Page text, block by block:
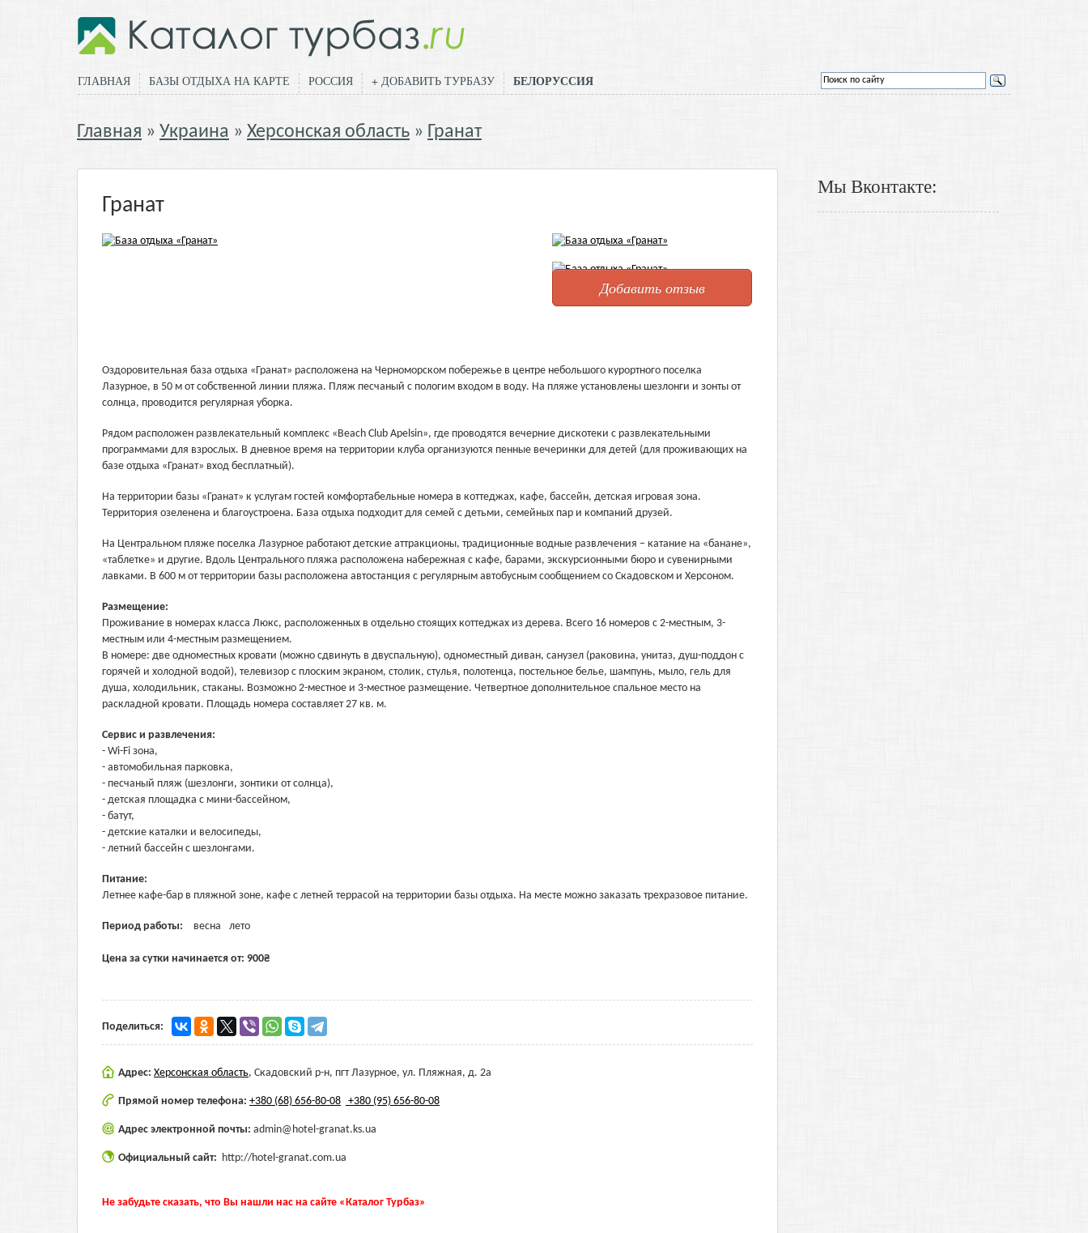
ГЛАВНАЯ БАЗЫ ОТДЫХА НА КАРТЕ РОССИЯ + ДОБАВИТЬ ТУРБАЗУ БЕЛОРУССИЯ
Главная Украина Херсонская область Гранат
Гранат
Добавить отзыв
Оздоровительная база отдыха «Гранат» расположена на Черноморском побережье в центре небольшого курортного поселка
Лазурное, в 50 м от собственной линии пляжа. Пляж песчаный с пологим входом в воду. На пляже установлены шезлонги и зонты от
солнца, проводится регулярная уборка.
Рядом расположен развлекательный комплекс «Beach Club Apelsin», где проводятся вечерние дискотеки с развлекательными
программами для взрослых. В дневное время на территории клуба организуются пенные вечеринки для детей (для проживающих на
базе отдыха «Гранат» вход бесплатный).
На территории базы «Гранат» к услугам гостей комфортабельные номера в коттеджах, кафе, бассейн, детская игровая зона.
Территория озеленена и благоустроена. База отдыха подходит для семей с детьми, семейных пар и компаний друзей.
На Центральном пляже поселка Лазурное работают детские аттракционы, традиционные водные развлечения – катание на «банане»,
«таблетке» и другие. Вдоль Центрального пляжа расположена набережная с кафе, барами, экскурсионными бюро и сувенирными
лавками. В 600 м от территории базы расположена автостанция с регулярным автобусным сообщением со Скадовском и Херсоном.
Размещение:
Проживание в номерах класса Люкс, расположенных в отдельно стоящих коттеджах из дерева. Всего 16 номеров с 2-местным, 3-
местным или 4-местным размещением.
В номере: две одноместных кровати (можно сдвинуть в двуспальную), одноместный диван, санузел (раковина, унитаз, душ-поддон с
горячей и холодной водой), телевизор с плоским экраном, столик, стулья, полотенца, постельное белье, шампунь, мыло, гель для
душа, холодильник, стаканы. Возможно 2-местное и 3-местное размещение. Четвертное дополнительное спальное место на
раскладной кровати. Площадь номера составляет 27 кв. м.
Сервис и развлечения:
- Wi-Fi зона,
- автомобильная парковка,
- песчаный пляж (шезлонги, зонтики от солнца),
- детская площадка с мини-бассейном,
- батут,
- детские каталки и велосипеды,
- летний бассейн с шезлонгами.
Питание:
Летнее кафе-бар в пляжной зоне, кафе с летней террасой на территории базы отдыха. На месте можно заказать трехразовое питание.
Период работы: весна лето
Цена за сутки начинается от: 900₴
Поделиться:
Адрес: Херсонская область, Скадовский р-н, пгт Лазурное, ул. Пляжная, д. 2а
Прямой номер телефона: +380 (68) 656-80-08 +380 (95) 656-80-08
Адрес электронной почты: admin@hotel-granat.ks.ua
Официальный сайт: http://hotel-granat.com.ua
Не забудьте сказать, что Вы нашли нас на сайте «Каталог Турбаз»
Мы Вконтакте: